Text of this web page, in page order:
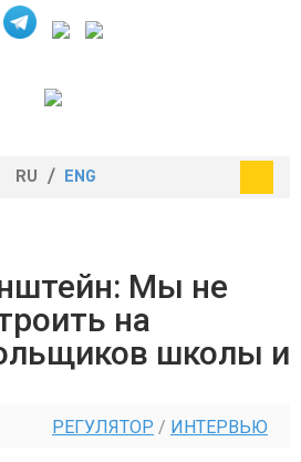
RU / ENG
Мы не
на
школы и
РЕГУЛЯТОР / ИНТЕРВЬЮ